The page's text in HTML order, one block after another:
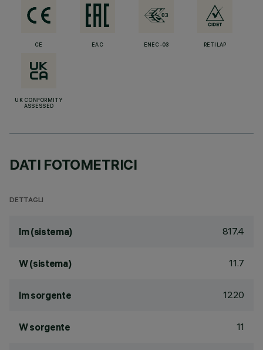
CE EAC ENEC-03 RETILAP
UK CONFORMITY
ASSESSED
DATI FOTOMETRICI
DETTAGLI
lm (sistema) 817.4
W (sistema) 11.7
lm sorgente 1220
W sorgente 11